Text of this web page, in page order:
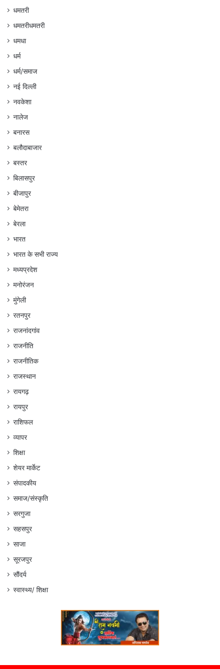
धमतरी
धमतरीधमतरी
धमधा
धर्म
धर्म/समाज
नई दिल्ली
नवकेशा
नालेज
बनारस
बलौदाबाजार
बस्तर
बिलासपुर
बीजापुर
बेमेतरा
बेरला
भारत
भारत के सभी राज्य
मध्यप्रदेश
मनोरंजन
मुंगेली
रतनपुर
राजनांदगांव
राजनीति
राजनीतिक
राजस्थान
रायगढ़
रायपुर
राशिफल
व्यापर
शिक्षा
शेयर मार्केट
संपादकीय
समाज/संस्कृति
सरगुजा
सहसपुर
साजा
सूरजपुर
सौंदर्य
स्वास्थ्य/ शिक्षा